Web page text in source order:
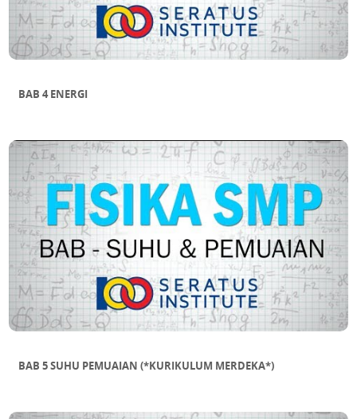
BAB 4 ENERGI
BAB 5 SUHU PEMUAIAN (*KURIKULUM MERDEKA*)